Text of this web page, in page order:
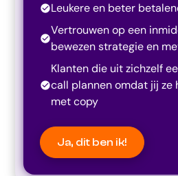
Leukere en beter
Vertrouwen op een
bewezen strategie en
Klanten die uit zichzelf
call plannen omdat jij ze
met copy
Ja, dit ben ik!